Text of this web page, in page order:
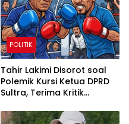
POLITIK
Tahir Lakimi Disorot soal
Polemik Kursi Ketua DPRD
Sultra, Terima Kritik
Internal NasDem